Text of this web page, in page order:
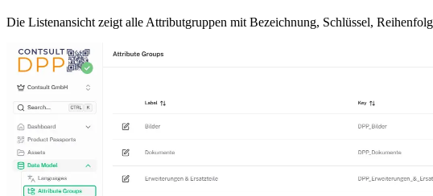
Die Listenansicht zeigt alle Attributgruppen mit Bezeichnung, Schlüssel,